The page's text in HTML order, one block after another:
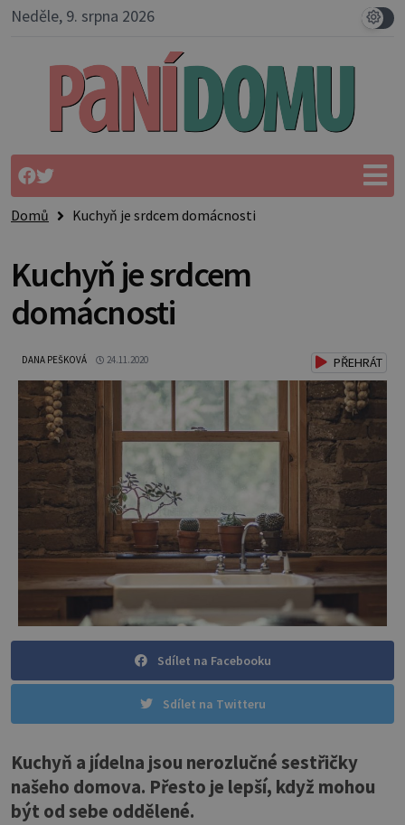
Neděle, 9. srpna 2026
Domů Kuchyň je srdcem domácnosti
Kuchyň je srdcem
domácnosti
DANA PEŠKOVÁ 24.11.2020 PŘEHRÁT
Sdílet na Facebooku
Sdílet na Twitteru
Kuchyň a jídelna jsou nerozlučné sestřičky
našeho domova. Přesto je lepší, když mohou
být od sebe oddělené.